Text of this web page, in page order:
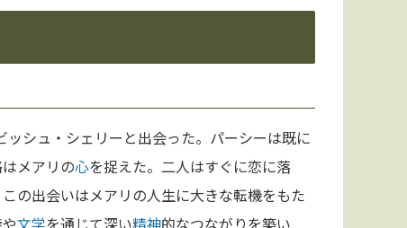
シュ・シェリーと出会った。パーシーは既に
メアリの心を捉えた。二人はすぐに恋に落
の出会いはメアリの人生に大きな転機をもた
文学を通じて深い精神的なつながりを築い